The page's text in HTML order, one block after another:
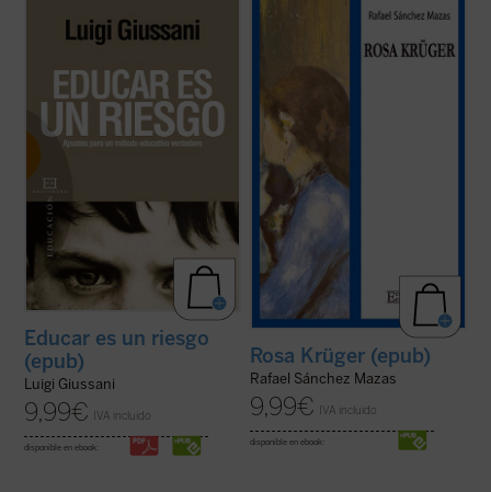
en la libertad y en la responsabilidad. El
sistema educativo español presenta
en todos sus flancos: desaparece cada vez
(ver ficha)
Educar es un riesgo
(epub)
Luigi Giussani
9,99€ IVA incluido
disponible en ebook:
embajada de Chile en Madrid durante la
póstumamente por su mujer, Liliana
Rosa Krügeres una obra
(ver ficha)
Rosa Krüger (epub)
Rafael Sánchez Mazas
9,99€ IVA incluido
disponible en ebook: